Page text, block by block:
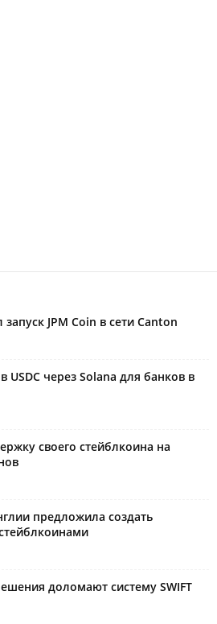
JPM Coin в сети Canton
USDC через Solana для банков в
своего стейблкоина на
предложила создать
доломают систему SWIFT